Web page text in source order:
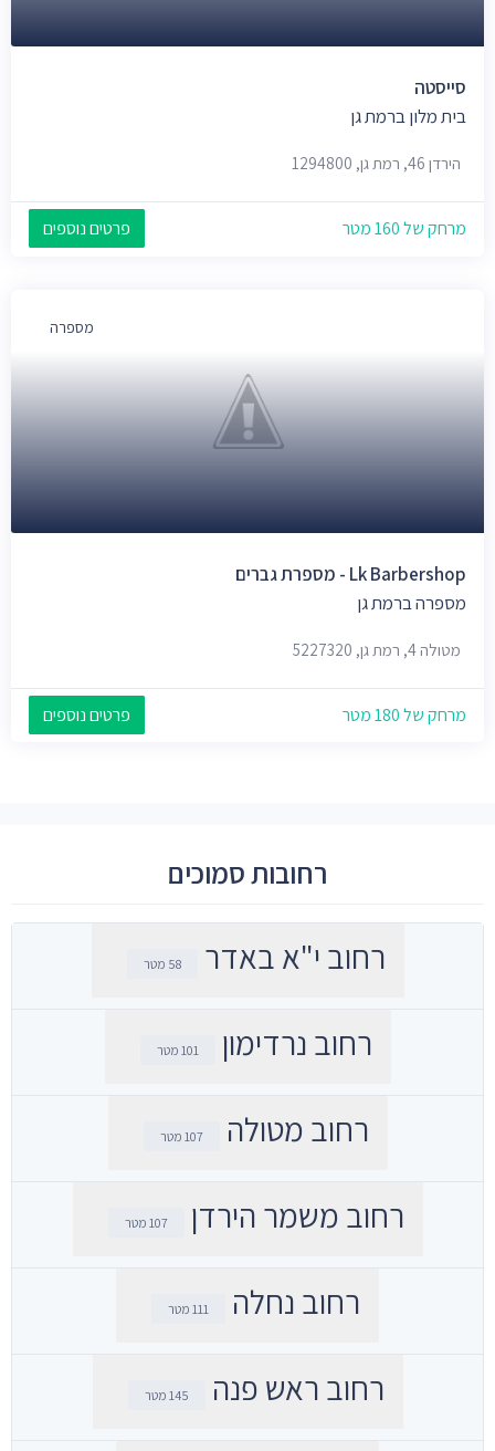
סייסטה
בית מלון ברמת גן
הירדן 46, רמת גן, 1294800
מרחק של 160 מטר פרטים נוספים
מספרה
Lk Barbershop - מספרת גברים
מספרה ברמת גן
מטולה 4, רמת גן, 5227320
מרחק של 180 מטר פרטים נוספים
רחובות סמוכים
רחוב י"א באדר 58 מטר
רחוב נרדימון 101 מטר
רחוב מטולה 107 מטר
רחוב משמר הירדן 107 מטר
רחוב נחלה 111 מטר
רחוב ראש פנה 145 מטר